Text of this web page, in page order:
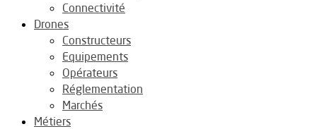
Connectivité
Drones
Constructeurs
Equipements
Opérateurs
Réglementation
Marchés
Métiers